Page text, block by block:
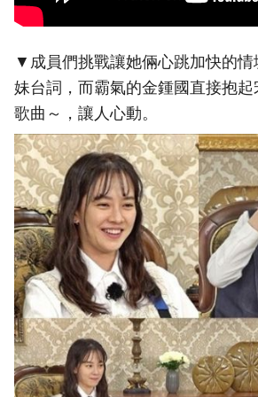
▼成員們挑戰讓她倆心跳加快的情
妹台詞，而霸氣的金鍾國直接抱
歌曲～，讓人心動。